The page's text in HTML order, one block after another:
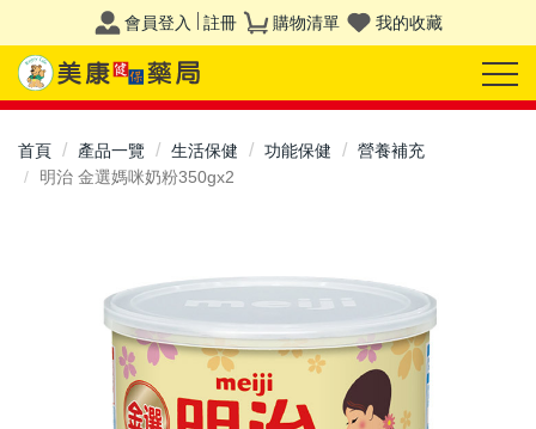
會員登入 註冊 購物清單 我的收藏
首頁 產品一覽 生活保健 功能保健
營養補充
明治 金選媽咪奶粉350gx2